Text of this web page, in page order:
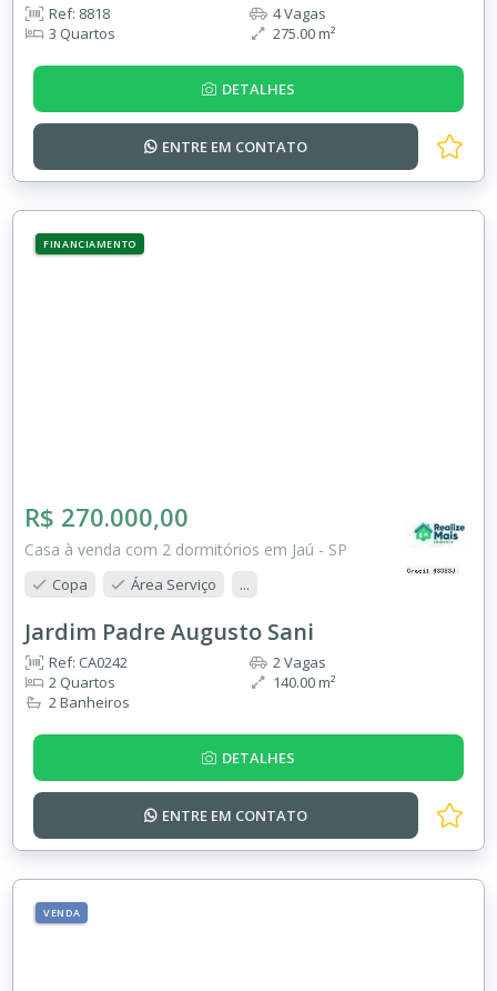
Ref: 8818
3 Quartos
4 Vagas
275.00 m²
DETALHES
ENTRE EM CONTATO
FINANCIAMENTO
R$ 270.000,00
Casa à venda com 2 dormitórios em Jaú - SP
Copa Área Serviço ...
Jardim Padre Augusto Sani
Ref: CA0242
2 Quartos
2 Banheiros
2 Vagas
140.00 m²
DETALHES
ENTRE EM CONTATO
VENDA